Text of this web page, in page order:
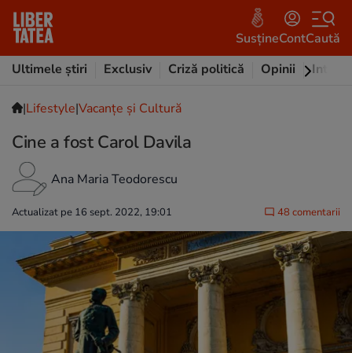
SusțineContCaută
Ultimele știri
Exclusiv Criză politică Opinii
|Lifestyle|Vacanțe și Cultură
Cine a fost Carol Davila
Ana Maria Teodorescu
Actualizat pe 16 sept. 2022, 19:01 48 comentarii